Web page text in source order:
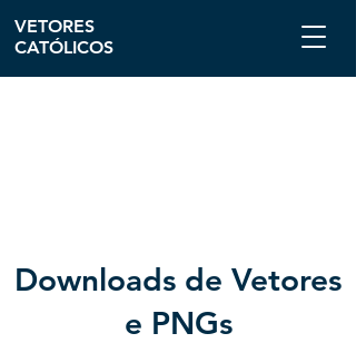
Downloads de Vetores
e PNGs
VETORES
CATÓLICOS